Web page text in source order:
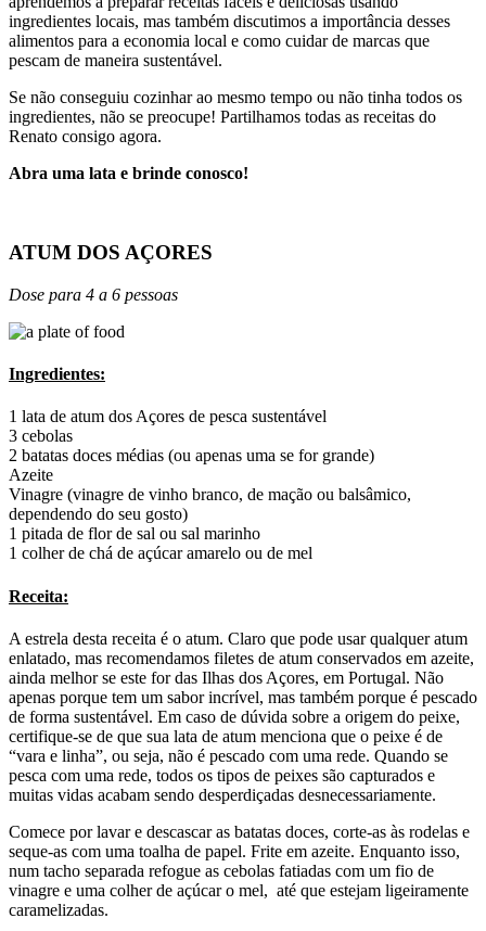
ingredientes locais, mas também discutimos a importância desses
alimentos para a economia local e como cuidar de marcas que
pescam de maneira sustentável.
Se não conseguiu cozinhar ao mesmo tempo ou não tinha todos os
ingredientes, não se preocupe! Partilhamos todas as receitas do
Renato consigo agora.
Abra uma lata e brinde conosco!
ATUM DOS AÇORES
Dose para 4 a 6 pessoas
Ingredientes:
1 lata de atum dos Açores de pesca sustentável
3 cebolas
2 batatas doces médias (ou apenas uma se for grande)
Azeite
Vinagre (vinagre de vinho branco, de mação ou balsâmico,
dependendo do seu gosto)
1 pitada de flor de sal ou sal marinho
1 colher de chá de açúcar amarelo ou de mel
Receita:
A estrela desta receita é o atum. Claro que pode usar qualquer atum
enlatado, mas recomendamos filetes de atum conservados em azeite,
ainda melhor se este for das Ilhas dos Açores, em Portugal. Não
apenas porque tem um sabor incrível, mas também porque é pescado
de forma sustentável. Em caso de dúvida sobre a origem do peixe,
certifique-se de que sua lata de atum menciona que o peixe é de
“vara e linha”, ou seja, não é pescado com uma rede. Quando se
pesca com uma rede, todos os tipos de peixes são capturados e
muitas vidas acabam sendo desperdiçadas desnecessariamente.
Comece por lavar e descascar as batatas doces, corte-as às rodelas e
seque-as com uma toalha de papel. Frite em azeite. Enquanto isso,
num tacho separada refogue as cebolas fatiadas com um fio de
vinagre e uma colher de açúcar o mel, até que estejam ligeiramente
caramelizadas.